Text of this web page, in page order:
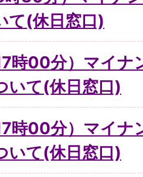
て(休日窓口)
時00分）マイ
いて(休日窓口)
時00分）マイ
いて(休日窓口)